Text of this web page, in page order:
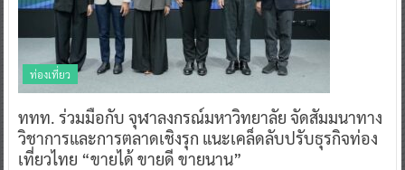
ท่องเที่ยว
ททท. ร่วมมือกับ จุฬาลงกรณ์มหาวิทยาลัย จัดสัมมนาทาง
วิชาการและการตลาดเชิงรุก แนะเคล็ดลับปรับธุรกิจท่อง
เที่ยวไทย “ขายได้ ขายดี ขายนาน”